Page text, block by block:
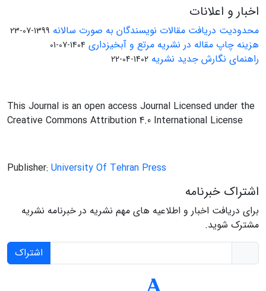
اخبار و اعلانات
محدودیت دریافت مقالات نویسندگان به صورت سالانه 1399-07-23
هزینه چاپ مقاله در نشریه مرتع و آبخیزداری 1404-07-01
راهنمای نگارش جدید نشریه 1402-04-22
This Journal is an open access Journal Licensed under the
Creative Commons Attribution 4.0 International License
Publisher: University Of Tehran Press
اشتراک خبرنامه
برای دریافت اخبار و اطلاعیه های مهم نشریه در خبرنامه نشریه
مشترک شوید.
اشتراک